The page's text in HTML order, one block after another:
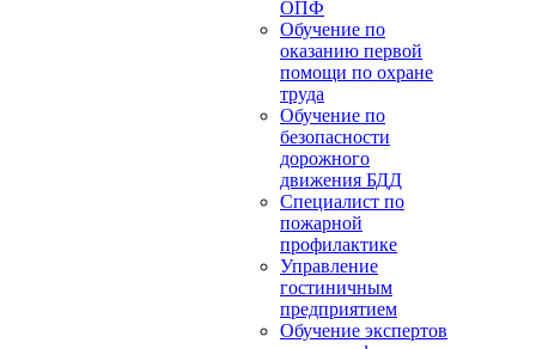
ОПФ
Обучение по
оказанию первой
помощи по охране
труда
Обучение по
безопасности
дорожного
движения БДД
Специалист по
пожарной
профилактике
Управление
гостиничным
предприятием
Обучение экспертов